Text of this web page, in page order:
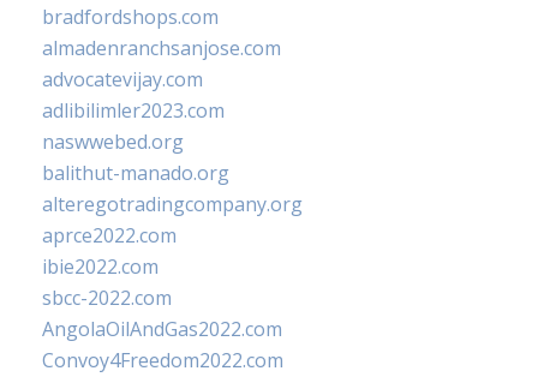
bradfordshops.com
almadenranchsanjose.com
advocatevijay.com
adlibilimler2023.com
naswwebed.org
balithut-manado.org
alteregotradingcompany.org
aprce2022.com
ibie2022.com
sbcc-2022.com
AngolaOilAndGas2022.com
Convoy4Freedom2022.com